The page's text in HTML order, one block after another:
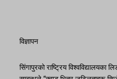
विज्ञापन
सिंगापुरको राष्ट्रिय विश्वविद्यालयका